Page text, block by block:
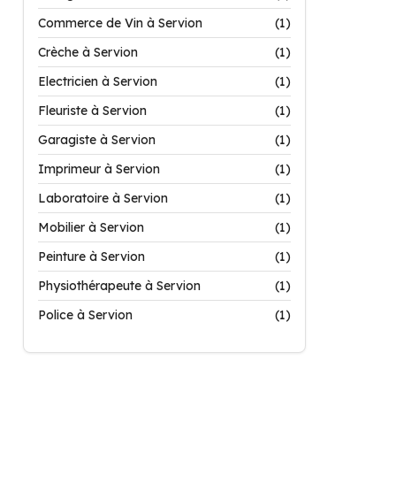
Commerce de Vin à Servion
(1)
Crèche à Servion
(1)
Electricien à Servion
(1)
Fleuriste à Servion
(1)
Garagiste à Servion
(1)
Imprimeur à Servion
(1)
Laboratoire à Servion
(1)
Mobilier à Servion
(1)
Peinture à Servion
(1)
Physiothérapeute à Servion
(1)
Police à Servion
(1)